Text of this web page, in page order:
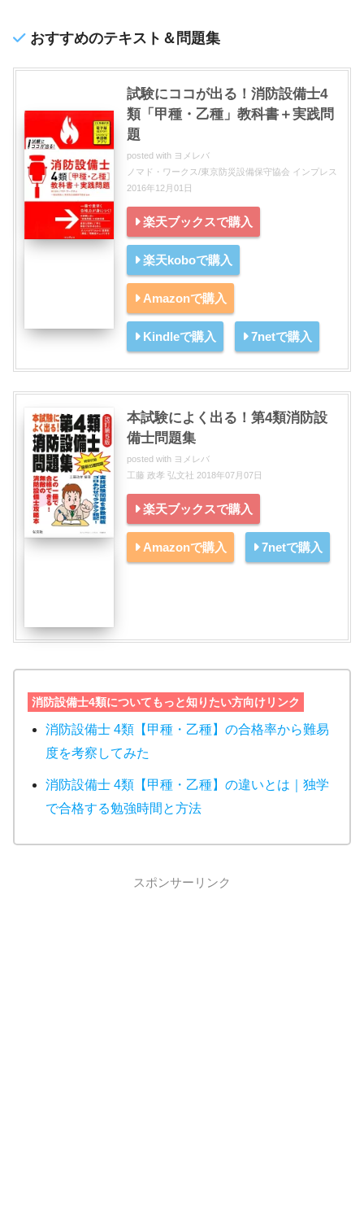
おすすめのテキスト＆問題集
試験にココが出る！消防設備士4
類「甲種・乙種」教科書＋実践問
題
posted with ヨメレバ
ノマド・ワークス/東京防災設備保守協会 インプレス
2016年12月01日
楽天ブックスで購入
楽天koboで購入
Amazonで購入
Kindleで購入 7netで購入
本試験によく出る！第4類消防設
備士問題集
posted with ヨメレバ
工藤 政孝 弘文社 2018年07月07日
楽天ブックスで購入
Amazonで購入 7netで購入
消防設備士4類についてもっと知りたい方向けリンク
消防設備士 4類【甲種・乙種】の合格率から難易
度を考察してみた
消防設備士 4類【甲種・乙種】の違いとは｜独学
で合格する勉強時間と方法
スポンサーリンク